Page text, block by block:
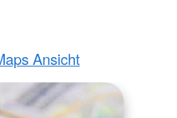
Ansicht